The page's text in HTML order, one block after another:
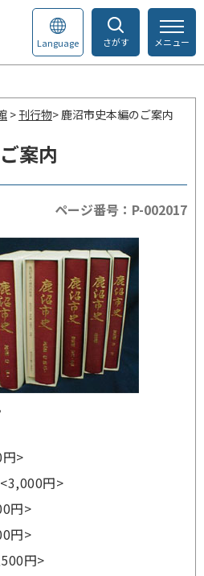
さがす
Language メニュー
> 刊行物> 鹿沼市史本編のご案内
案内
ページ番号：P-002017
>
<3,000円>
円>
円>
円>